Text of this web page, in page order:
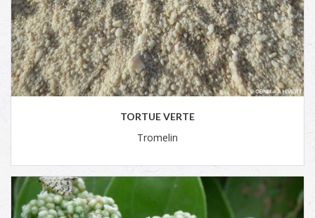
TORTUE VERTE
Tromelin